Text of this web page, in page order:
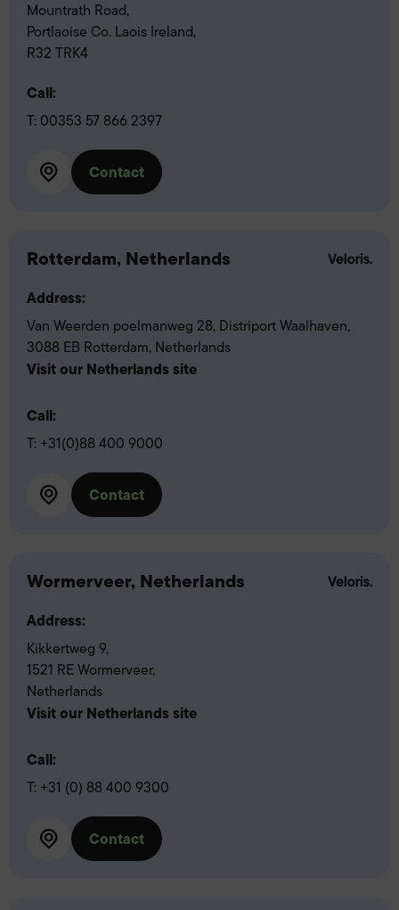
Mountrath Road,
Portlaoise Co. Laois Ireland,
R32 TRK4
Call:
T: 00353 57 866 2397
Contact
Rotterdam, Netherlands
Address:
Van Weerden poelmanweg 28, Distriport Waalhaven,
3088 EB Rotterdam, Netherlands
Visit our Netherlands site
Call:
T: +31(0)88 400 9000
Contact
Wormerveer, Netherlands
Address:
Kikkertweg 9,
1521 RE Wormerveer,
Netherlands
Visit our Netherlands site
Call:
T: +31 (0) 88 400 9300
Contact